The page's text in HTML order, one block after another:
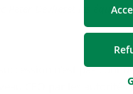
Peter Devlieset les
n’est pas
CEO par les